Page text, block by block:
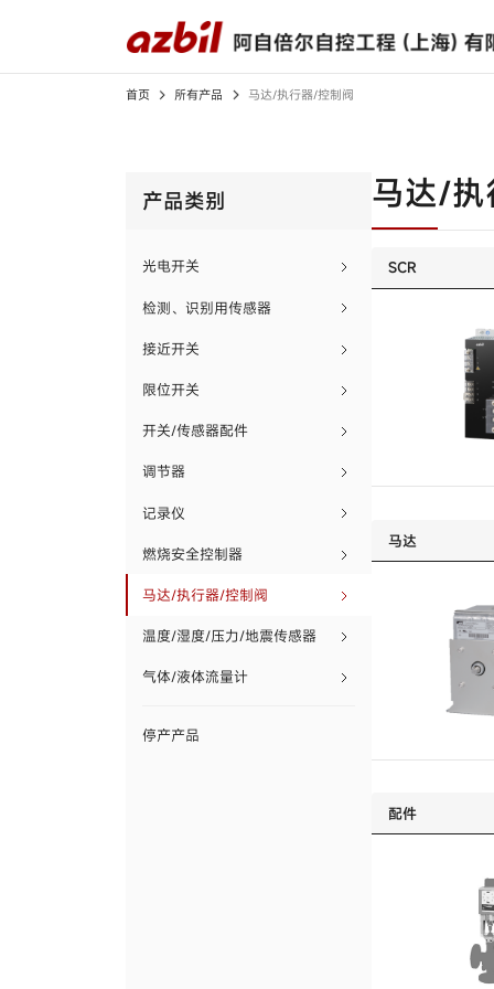
检测、识别用传感器
接近开关
限位开关
开关/传感器配件
调节器
记录仪
燃烧安全控制器
马达/执行器/控制阀
温度/湿度/压力/地震传
应用案例
产品样本
高层致辞
首页 所有产品 马达/执行器/控制阀
产品类别
光电开关
检测、识别用传感器
接近开关
限位开关
开关/传感器配件
调节器
记录仪
燃烧安全控制器
马达/执行器/控制阀
温度/湿度/压力/地震传感器
气体/液体流量计
停产产品
马达/
SCR
马达
配件